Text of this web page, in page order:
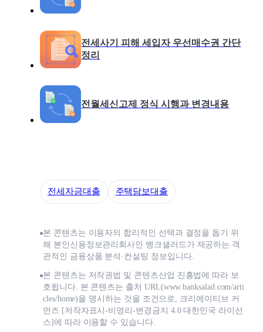
전세사기 피해 세입자 우선매수권 간단
정리
전월세신고제 정식 시행과 변경내용
전세자금대출 주택담보대출
본 콘텐츠는 이용자의 합리적인 선택과 결정을 돕기 위
해 본인신용정보관리회사인 뱅크샐러드가 제공하는 객
관적인 금융상품 분석·컨설팅 정보입니다.
본 콘텐츠는 저작권법 및 콘텐츠산업 진흥법에 따라 보
호됩니다. 본 콘텐츠는 출처 URL(www.banksalad.com/arti
cles/home)을 명시하는 것을 조건으로, 크리에이티브 커
먼즈 [저작자표시-비영리-변경금지 4.0 대한민국 라이선
스]에 따라 이용할 수 있습니다.